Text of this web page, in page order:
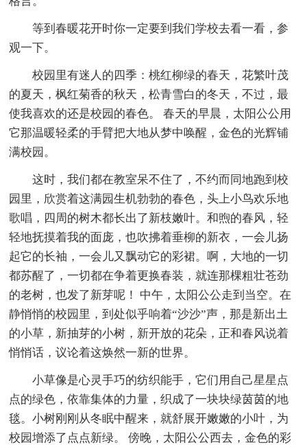
等到春暖花开时你一定要到我们学校去看一看，参
观一下。
校园里有迷人的四季：桃红柳绿的春天，花繁叶茂
的夏天，枫红菊香的秋天，松青雪白的冬天，不过，最
使我喜欢的还是校园的春色。 春天的早晨，太阳公公用
它那温暖轻柔的手臂把大地从梦中唤醒，金色的光辉铺
满校园。
这时，我们都在教室呆不住了，不约而同地跑到校
园里，欣赏着这满园生机勃勃的春色，头上小鸟欢乐地
歌唱，四周的树木都长出了新枝嫩叶。和煦的春风，轻
轻地抚摸着我的面庞，也吹拂着垂柳的新衣，一会儿扬
起它的长袖，一会儿又飘动它的彩裙。啊，大地的一切
都苏醒了，一切都在争着更换春装，就连那棵粗壮苍劲
的老树，也发了新芽呢！ 中午，太阳公公走到当空。在
静悄悄的校园里，到处似乎响着“沙沙”声，那是新出土
的小草，新抽芽的小树，新开放的花朵，正和春风说着
悄悄话，议论着这焕然一新的世界。
小草像是心灵手巧的纺织能手，它们用自己星星点
点的绿色，依靠集体的力量，织成了一块块绿茵茵的地
毯。小树刚刚从冬眠中醒来，就舒展开嫩嫩的小叶，为
校园增添了点点新绿。 傍晚，太阳公公西去，金色的彩